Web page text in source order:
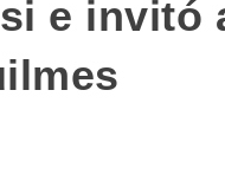
e invitó